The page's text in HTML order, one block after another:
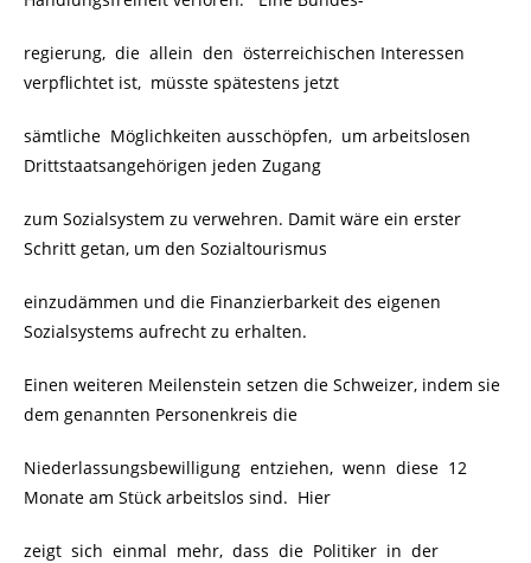
regierung, die allein den österreichischen Interessen
verpflichtet ist, müsste spätestens jetzt
sämtliche Möglichkeiten ausschöpfen, um arbeitslosen
Drittstaatsangehörigen jeden Zugang
zum Sozialsystem zu verwehren. Damit wäre ein erster
Schritt getan, um den Sozialtourismus
einzudämmen und die Finanzierbarkeit des eigenen
Sozialsystems aufrecht zu erhalten.
Einen weiteren Meilenstein setzen die Schweizer, indem sie
dem genannten Personenkreis die
Niederlassungsbewilligung entziehen, wenn diese 12
Monate am Stück arbeitslos sind. Hier
zeigt sich einmal mehr, dass die Politiker in der